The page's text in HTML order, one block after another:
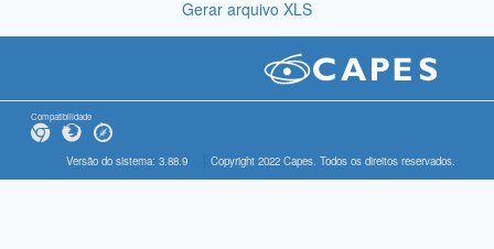
Gerar arquivo XLS
Compatibilidade
Versão do sistema: 3.88.9 Copyright 2022 Capes. Todos os direitos reservados.